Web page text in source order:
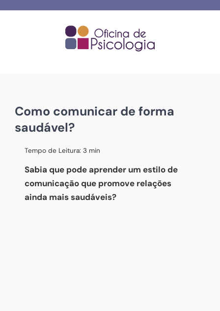
Como comunicar de forma
saudável?
Tempo de Leitura: 3 min
Sabia que pode aprender um estilo de
comunicação que promove relações
ainda mais saudáveis?